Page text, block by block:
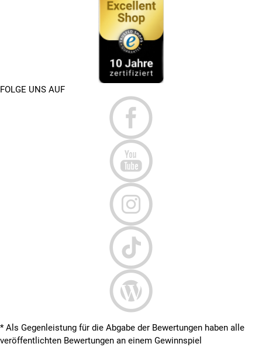
FOLGE UNS AUF
* Als Gegenleistung für die Abgabe der Bewertungen haben alle
veröffentlichten Bewertungen an einem Gewinnspiel